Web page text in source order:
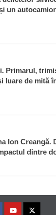
un
Primarul,
luare de mită
Ion Creangă.
dintre